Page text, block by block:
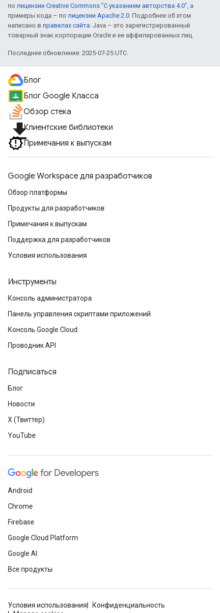
по лицензии Creative Commons "С указанием авторства 4.0", а
примеры кода – по лицензии Apache 2.0. Подробнее об этом
написано в правилах сайта. Java – это зарегистрированный
товарный знак корпорации Oracle и ее аффилированных лиц.
Последнее обновление: 2025-07-25 UTC.
Блог
Блог Google Класса
Обзор стека
file_downloadКлиентские библиотеки
Примечания к выпускам
Google Workspace для разработчиков
Обзор платформы
Продукты для разработчиков
Примечания к выпускам
Поддержка для разработчиков
Условия использования
Инструменты
Консоль администратора
Панель управления скриптами приложений
Консоль Google Cloud
Проводник API
Подписаться
Блог
Новости
X (Твиттер)
YouTube
Android
Chrome
Firebase
Google Cloud Platform
Google AI
Все продукты
Условия использования
Конфиденциальность